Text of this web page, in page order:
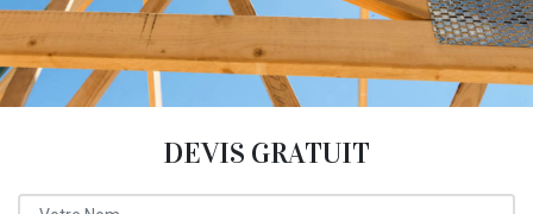
DEVIS GRATUIT